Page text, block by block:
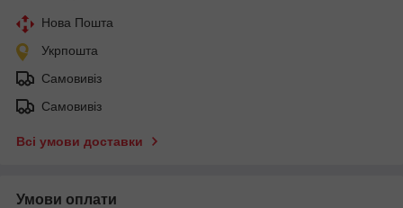
Нова Пошта
Укрпошта
Самовивіз
Самовивіз
Всі умови доставки
Умови оплати